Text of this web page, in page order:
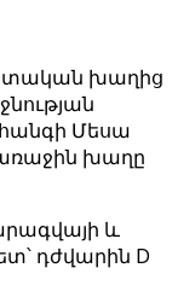
​​խաղից
Մեսա
խաղը
և
դժվարին D